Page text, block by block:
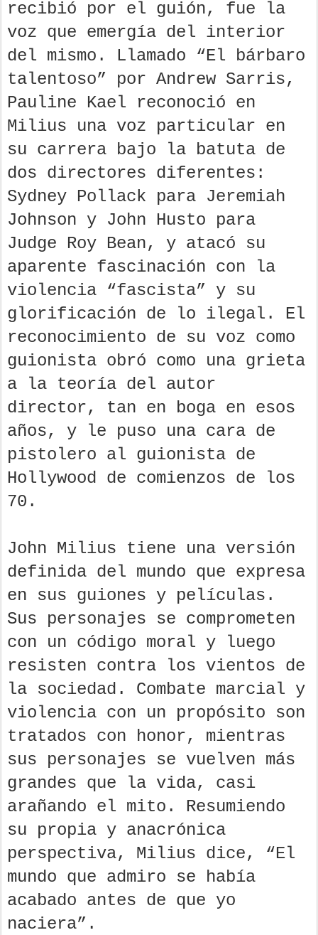
recibió por el guión, fue la
voz que emergía del interior
del mismo. Llamado “El bárbaro
talentoso” por Andrew Sarris,
Pauline Kael reconoció en
Milius una voz particular en
su carrera bajo la batuta de
dos directores diferentes:
Sydney Pollack para Jeremiah
Johnson y John Husto para
Judge Roy Bean, y atacó su
aparente fascinación con la
violencia “fascista” y su
glorificación de lo ilegal. El
reconocimiento de su voz como
guionista obró como una grieta
a la teoría del autor
director, tan en boga en esos
años, y le puso una cara de
pistolero al guionista de
Hollywood de comienzos de los
70.
John Milius tiene una versión
definida del mundo que expresa
en sus guiones y películas.
Sus personajes se comprometen
con un código moral y luego
resisten contra los vientos de
la sociedad. Combate marcial y
violencia con un propósito son
tratados con honor, mientras
sus personajes se vuelven más
grandes que la vida, casi
arañando el mito. Resumiendo
su propia y anacrónica
perspectiva, Milius dice, “El
mundo que admiro se había
acabado antes de que yo
naciera”.